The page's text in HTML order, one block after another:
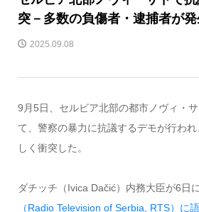
突－多数の負傷者・逮捕者が発
2025.09.08
9月5日、セルビア北部の都市ノヴィ・
て、警察の暴力に抗議するデモが行わ
しく衝突した。
ダチッチ（Ivica Dačić）内務大臣が6日に
（Radio Television of Serbia, RTS）に